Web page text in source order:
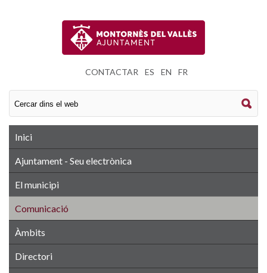
CONTACTAR ES EN FR
Inici
Ajuntament - Seu electrònica
El municipi
Comunicació
Àmbits
Directori